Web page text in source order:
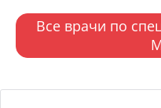
Все врачи по